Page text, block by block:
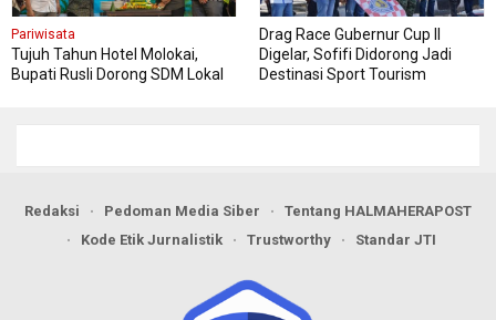
Pariwisata
Tujuh Tahun Hotel Molokai,
Bupati Rusli Dorong SDM Lokal
Drag Race Gubernur Cup II
Digelar, Sofifi Didorong Jadi
Destinasi Sport Tourism
Redaksi Pedoman Media Siber
Tentang HALMAHERAPOST
Kode Etik Jurnalistik
Trustworthy Standar JTI